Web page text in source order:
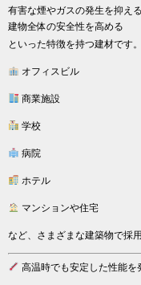
有害な煙やガスの発生を抑える
建物全体の安全性を高める
といった特徴を持つ建材です。
オフィスビル
商業施設
学校
病院
ホテル
マンションや住宅
など、さまざまな建築物で採
高温時でも安定した性能を